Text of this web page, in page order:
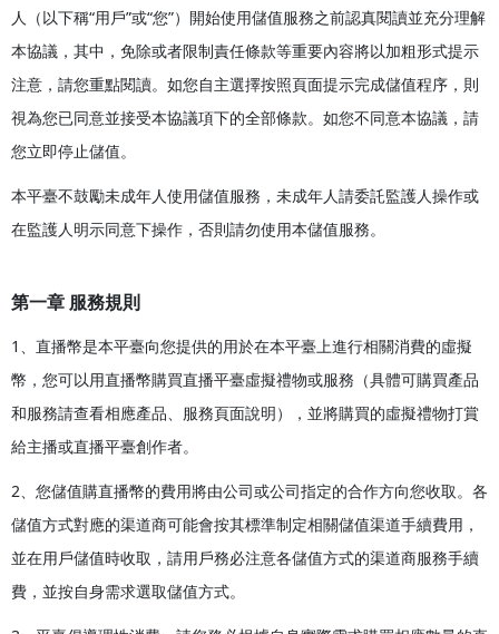
人（以下稱“用戶”或“您”）開始使用儲值服務之前認真閱讀並充分理解
本協議，其中，免除或者限制責任條款等重要內容將以加粗形式提示
注意，請您重點閱讀。如您自主選擇按照頁面提示完成儲值程序，則
視為您已同意並接受本協議項下的全部條款。如您不同意本協議，請
您立即停止儲值。
本平臺不鼓勵未成年人使用儲值服務，未成年人請委託監護人操作或
在監護人明示同意下操作，否則請勿使用本儲值服務。
第一章 服務規則
1、直播幣是本平臺向您提供的用於在本平臺上進行相關消費的虛擬
幣，您可以用直播幣購買直播平臺虛擬禮物或服務（具體可購買產品
和服務請查看相應產品、服務頁面說明），並將購買的虛擬禮物打賞
給主播或直播平臺創作者。
2、您儲值購直播幣的費用將由公司或公司指定的合作方向您收取。各
儲值方式對應的渠道商可能會按其標準制定相關儲值渠道手續費用，
並在用戶儲值時收取，請用戶務必注意各儲值方式的渠道商服務手續
費，並按自身需求選取儲值方式。